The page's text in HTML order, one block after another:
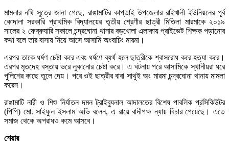
মামলার নথি সূত্রে জানা গেছে, রাঙামাটির কাপ্তাই উপজেলার রাইখালী ইউনিয়নের পূর্ব
কোদালা সরকারি প্রাথমিক বিদ্যালয়ের তৃতীয় শ্রেণীর ছাত্রী মিতিলা মারমাকে ২০১৯
সালের ২ ফেব্রুযারি সকালে চন্দ্রঘোনা থানার বড়খোলা এলাকায় প্রাইভেট শিক্ষক পড়ানোর
কথা বলে তার বাসায় নিয়ে আসে আসামি অংবাচিং মারমা।
এরপর তাকে ধর্ষণ চেষ্টা করে এবং ধর্ষণে ব্যর্থ হলে ছাত্রীকে শ্বাসরোধ করে হত্যা করে।
এরপর মৃতদেহ বস্তায় ভরে লুকানোর চেষ্টা করে। এ ঘটনায় পরে আসামিকে স্থানীয়রা ধরে
পুলিশের কাছে তুলে দেয়। পরে ওই ছাত্রীর বাবা সাথুই অং মারমা চন্দ্রঘোনা থানায় মামলা
করেন।
রাঙামাটি নারী ও শিশু নির্যাতন দমন ট্রাইব্যুনাল আদালতের বিশেষ পাবলিক প্রসিকিউটর
(পিপি) মো. সাইফুল ইসলাম অভি বলেন, এ রায়ে বাদীপক্ষ ন্যায় বিচার পেয়েছে। এতে
সমাজ থেকে অপরাধও কমে আসবে।
শেয়ার